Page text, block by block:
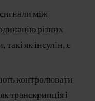
між
різних
як інсулін, є
контролювати
транскрипція і